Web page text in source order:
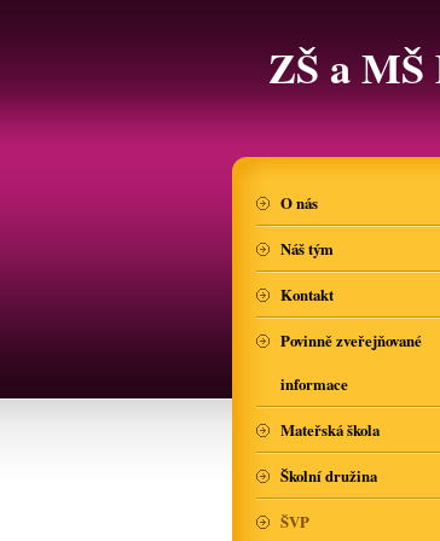
ZŠ a
O nás
Náš tým
Kontakt
Povinně zveřejňované
informace
Mateřská škola
Školní družina
ŠVP